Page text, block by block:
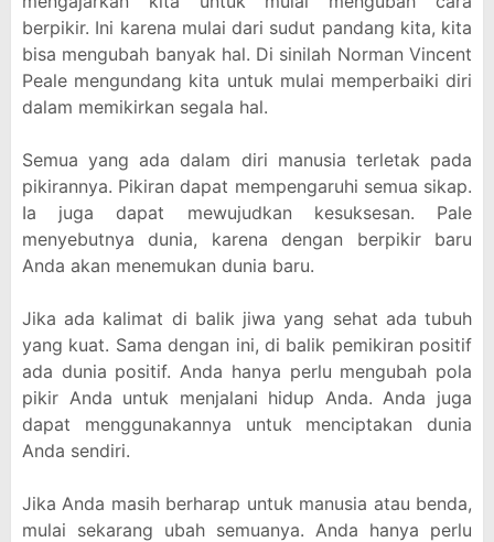
berpikir. Ini karena mulai dari sudut pandang kita, kita
bisa mengubah banyak hal. Di sinilah Norman Vincent
Peale mengundang kita untuk mulai memperbaiki diri
dalam memikirkan segala hal.
Semua yang ada dalam diri manusia terletak pada
pikirannya. Pikiran dapat mempengaruhi semua sikap.
Ia juga dapat mewujudkan kesuksesan. Pale
menyebutnya dunia, karena dengan berpikir baru
Anda akan menemukan dunia baru.
Jika ada kalimat di balik jiwa yang sehat ada tubuh
yang kuat. Sama dengan ini, di balik pemikiran positif
ada dunia positif. Anda hanya perlu mengubah pola
pikir Anda untuk menjalani hidup Anda. Anda juga
dapat menggunakannya untuk menciptakan dunia
Anda sendiri.
Jika Anda masih berharap untuk manusia atau benda,
mulai sekarang ubah semuanya. Anda hanya perlu